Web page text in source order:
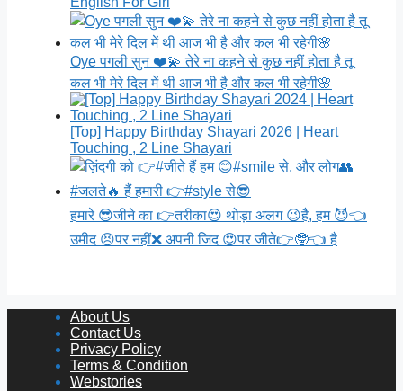
Oye पगली सुन ❤️💫 तेरे ना कहने से कुछ नहीं होता है तू
कल भी मेरे दिल में थी आज भी है और कल भी रहेगी🌸
[Top] Happy Birthday Shayari 2026 | Heart
Touching , 2 Line Shayari
हमारे 😎जीने का 👉तरीका😍 थोड़ा अलग 😉है, हम 😈👈
उमीद 😣पर नहीं❌ अपनी जिद 😍पर जीते👉🤓👈 है
About Us
Contact Us
Privacy Policy
Terms & Condition
Webstories